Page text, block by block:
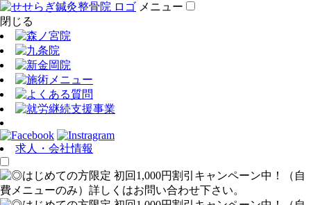
メニュー
閉じる
求人・会社情報